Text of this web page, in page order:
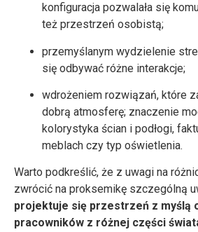
konfiguracja pozwalała się
też przestrzeń osobistą;
przemyślanym wydzielenie
się odbywać różne interakcje;
wdrożeniem rozwiązań, które
dobrą atmosferę; znaczenie
kolorystyka ścian i podłogi,
meblach czy typ oświetlenia.
Warto podkreślić, że z uwagi na
zwrócić na proksemikę szczególną
projektuje się przestrzeń z myślą
pracowników z różnej części